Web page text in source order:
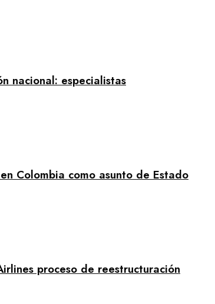
nacional: especialistas
Colombia como asunto de Estado
proceso de reestructuración